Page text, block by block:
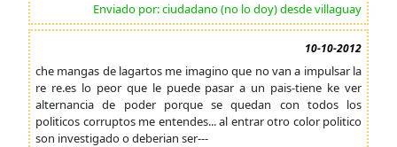
Enviado por: ciudadano (no lo doy) desde villaguay
10-10-2012
che mangas de lagartos me imagino que no van a impulsar la
re re.es lo peor que le puede pasar a un pais-tiene ke ver
alternancia de poder porque se quedan con todos los
politicos corruptos me entendes... al entrar otro color politico
son investigado o deberian ser---